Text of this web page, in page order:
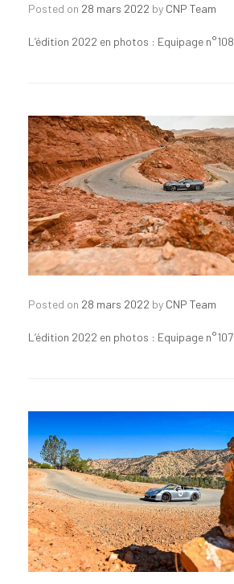
Posted on 28 mars 2022 by CNP Team
L’édition 2022 en photos : Equipage n°108
Posted on 28 mars 2022 by CNP Team
L’édition 2022 en photos : Equipage n°107